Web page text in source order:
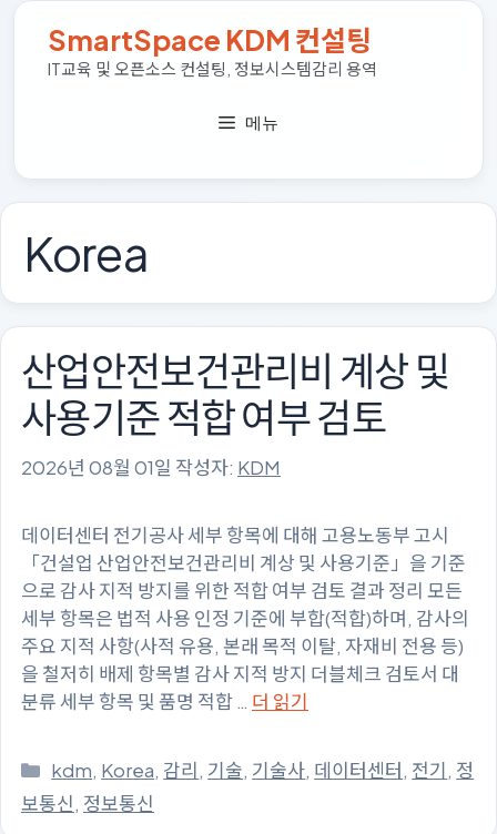
컨
기
SmartSpace KDM 컨설팅
IT교육 및 오픈소스 컨설팅, 정보시스템감리 용역
메뉴
Korea
산업안전보건관리비 계상 및
사용기준 적합 여부 검토
2026년 08월 01일 작성자: KDM
데이터센터 전기공사 세부 항목에 대해 고용노동부 고시
「건설업 산업안전보건관리비 계상 및 사용기준」을 기준
으로 감사 지적 방지를 위한 적합 여부 검토 결과 정리 모든
세부 항목은 법적 사용 인정 기준에 부합(적합)하며, 감사의
주요 지적 사항(사적 유용, 본래 목적 이탈, 자재비 전용 등)
을 철저히 배제 항목별 감사 지적 방지 더블체크 검토서 대
분류 세부 항목 및 품명 적합 … 더 읽기
카
테
고
kdm, Korea, 감리, 기술, 기술사, 데이터센터, 전기, 정
보통신, 정보통신